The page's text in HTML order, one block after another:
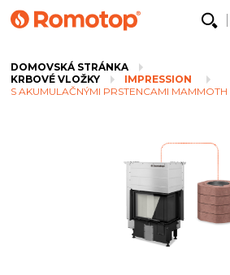
DOMOVSKÁ STRÁNKA
KRBOVÉ VLOŽKY
IMPRESSION
S AKUMULAČNÝMI PRSTENCAMI MAMMOTH